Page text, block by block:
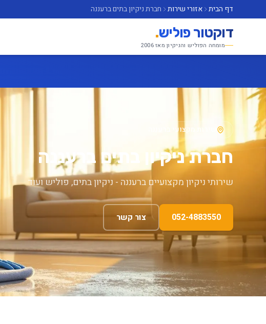
דף הבית אזורי שירות חברת ניקיון בתים ברעננה
דוקטור פוליש.
מומחה הפוליש והניקיון מאז 2006
שירות מקצועי ברעננה
חברת ניקיון בתים ברעננה
שירותי ניקיון מקצועיים ברעננה - ניקיון בתים, פוליש ועוד
052-4883550 צור קשר